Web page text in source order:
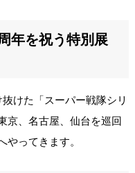
年を祝う特別展
けた「スーパー戦隊シリ
京、名古屋、仙台を巡回
やってきます。